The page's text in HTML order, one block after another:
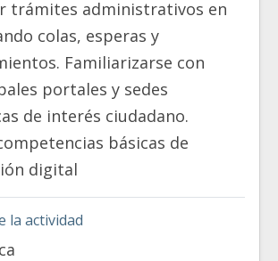
trámites administrativos en
colas, esperas y
Familiarizarse con
portales y sedes
de interés ciudadano.
básicas de
digital
la actividad